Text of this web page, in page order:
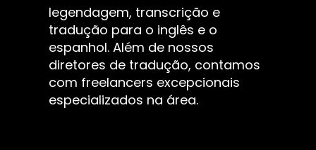
legendagem, transcrição e
tradução para o inglês e o
espanhol. Além de nossos
diretores de tradução, contamos
com freelancers excepcionais
especializados na área.